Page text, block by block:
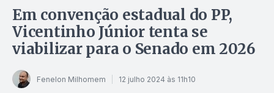
Em convenção estadual do PP,
Vicentinho Júnior tenta se
viabilizar para o Senado em 2026
Fenelon Milhomem 12 julho 2024 às 11h10